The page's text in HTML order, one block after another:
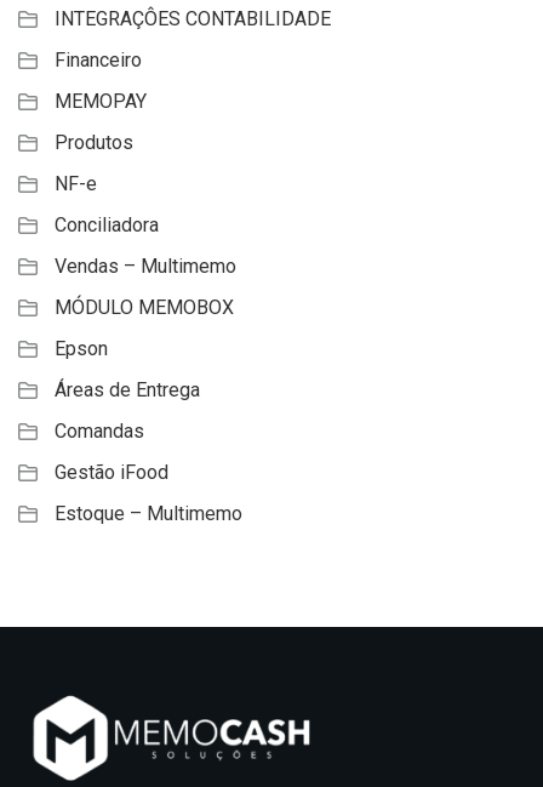
INTEGRAÇÔES CONTABILIDADE
Financeiro
MEMOPAY
Produtos
NF-e
Conciliadora
Vendas – Multimemo
MÓDULO MEMOBOX
Epson
Áreas de Entrega
Comandas
Gestão iFood
Estoque – Multimemo